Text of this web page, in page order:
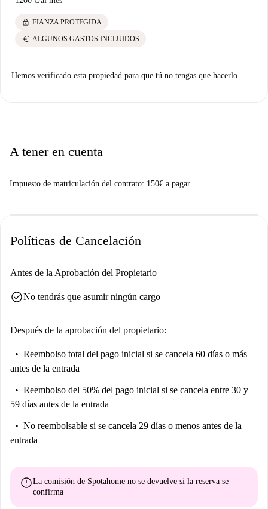
lock FIANZA PROTEGIDA
euro ALGUNOS GASTOS INCLUIDOS
Hemos verificado esta propiedad para que tú no tengas que hacerlo
A tener en cuenta
Impuesto de matriculación del contrato: 150€ a pagar
Políticas de Cancelación
Antes de la Aprobación del Propietario
check_circleNo tendrás que asumir ningún cargo
Después de la aprobación del propietario:
Reembolso total del pago inicial si se cancela 60 días o más
antes de la entrada
Reembolso del 50% del pago inicial si se cancela entre 30 y
59 días antes de la entrada
No reembolsable si se cancela 29 días o menos antes de la
entrada
errorLa comisión de Spotahome no se devuelve si la reserva se
confirma